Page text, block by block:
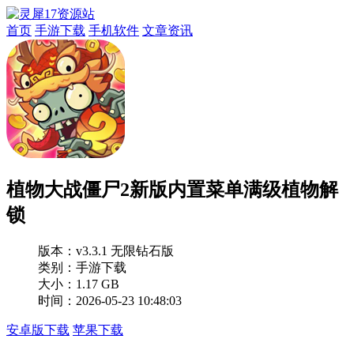
首页 手游下载 手机软件 文章资讯
植物大战僵尸2新版内置菜单满级植物解
锁
版本： v3.3.1 无限钻石版
类别：手游下载
大小：1.17 GB
时间：2026-05-23 10:48:03
安卓版下载 苹果下载